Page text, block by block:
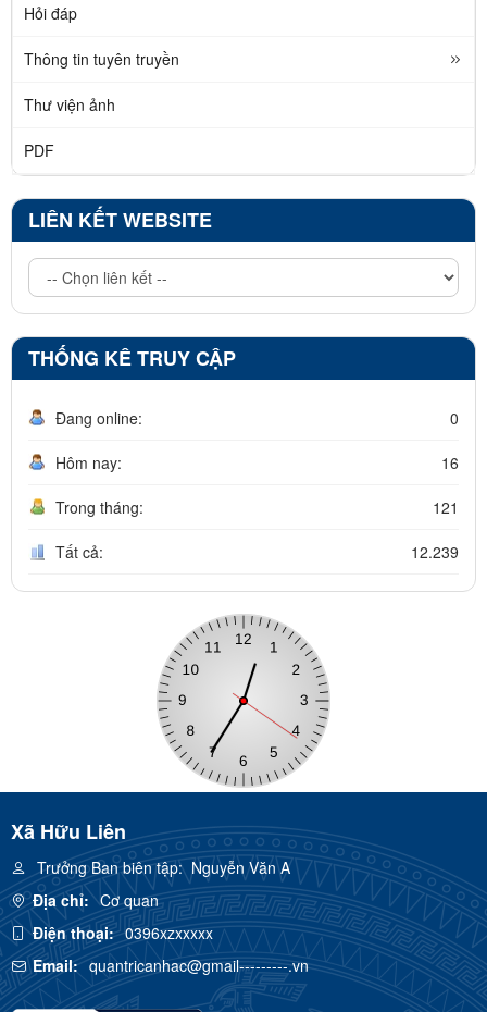
Hỏi đáp
Thông tin tuyên truyền
Thư viện ảnh
PDF
LIÊN KẾT WEBSITE
THỐNG KÊ TRUY CẬP
Đang online: 0
Hôm nay: 16
Trong tháng: 121
Tất cả: 12.239
Xã Hữu Liên
Trưởng Ban biên tập:Nguyễn Văn A
Địa chỉ: Cơ quan
Điện thoại: 0396xzxxxxx
Email: quantricanhac@gmail---------.vn